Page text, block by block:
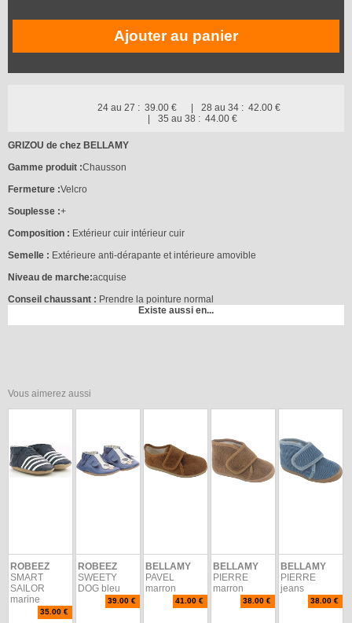
Ajouter au panier
24 au 27 : 39.00 € 28 au 34 : 42.00 €
35 au 38 : 44.00 €
GRIZOU de chez BELLAMY
Gamme produit :Chausson
Fermeture :Velcro
Souplesse :+
Composition : Extérieur cuir intérieur cuir
Semelle : Extérieure anti-dérapante et intérieure amovible
Niveau de marche:acquise
Conseil chaussant : Prendre la pointure normal
Existe aussi en...
Vous aimerez aussi
ROBEEZ
SMART
SAILOR
marine
35.00 €
ROBEEZ
SWEETY
DOG bleu
39.00 €
BELLAMY
PAVEL
marron
41.00 €
BELLAMY
PIERRE
marron
38.00 €
BELLAMY
PIERRE
jeans
38.00 €